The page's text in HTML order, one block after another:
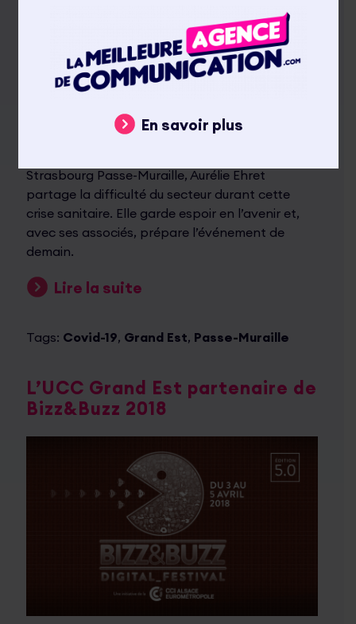
Posté le 25 avril 2020
Strasbourg Passe-Muraille, Aurélie Ehret
partage la difficulté du secteur durant cette
crise sanitaire. Elle garde espoir en l’avenir et,
avec ses associés, prépare l’événement de
demain.
Lire la suite
Tags: Covid-19, Grand Est, Passe-Muraille
L’UCC Grand Est partenaire de
Bizz&Buzz 2018
En savoir plus